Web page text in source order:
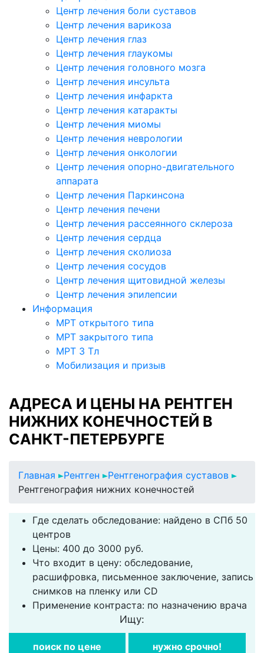
Центр лечения боли суставов
Центр лечения варикоза
Центр лечения глаз
Центр лечения глаукомы
Центр лечения головного мозга
Центр лечения инсульта
Центр лечения инфаркта
Центр лечения катаракты
Центр лечения миомы
Центр лечения неврологии
Центр лечения онкологии
Центр лечения опорно-двигательного
аппарата
Центр лечения Паркинсона
Центр лечения печени
Центр лечения рассеянного склероза
Центр лечения сердца
Центр лечения сколиоза
Центр лечения сосудов
Центр лечения щитовидной железы
Центр лечения эпилепсии
Информация
МРТ открытого типа
МРТ закрытого типа
МРТ 3 Тл
Мобилизация и призыв
АДРЕСА И ЦЕНЫ НА РЕНТГЕН
НИЖНИХ КОНЕЧНОСТЕЙ В
САНКТ-ПЕТЕРБУРГЕ
Главная Рентген
Рентгенография суставов
Рентгенография нижних конечностей
Где сделать обследование: найдено в СПб 50
центров
Цены: 400 до 3000 руб.
Что входит в цену: обследование,
расшифровка, письменное заключение, запись
снимков на пленку или CD
Применение контраста: по назначению врача
Ищу:
поиск по цене нужно срочно!